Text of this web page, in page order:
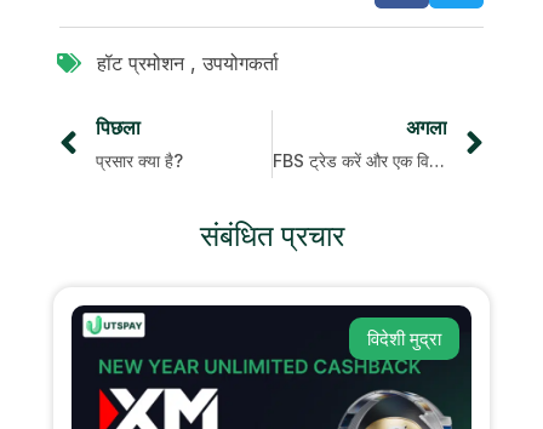
हॉट प्रमोशन,उपयोगकर्ता
पिछला
प्रसार क्या है?
अगला
FBS ट्रेड करें और एक विशेष पुरस्कार जीतें
संबंधित प्रचार
विदेशी मुद्रा